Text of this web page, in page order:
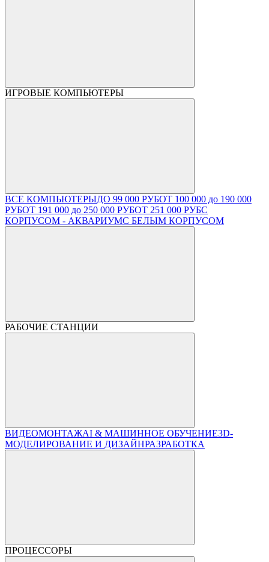
ИГРОВЫЕ КОМПЬЮТЕРЫ
ВСЕ КОМПЬЮТЕРЫДО 99 000 РУБОТ 100 000 до 190 000
РУБОТ 191 000 до 250 000 РУБОТ 251 000 РУБС
КОРПУСОМ - АКВАРИУМС БЕЛЫМ КОРПУСОМ
РАБОЧИЕ СТАНЦИИ
ВИДЕОМОНТАЖAI & МАШИННОЕ ОБУЧЕНИЕ3D-
МОДЕЛИРОВАНИЕ И ДИЗАЙНРАЗРАБОТКА
ПРОЦЕССОРЫ